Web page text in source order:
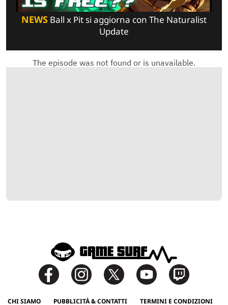
NEWS Ball x Pit si aggiorna con The Naturalist
Update
CHI SIAMO PUBBLICITÀ & CONTATTI TERMINI E CONDIZIONI